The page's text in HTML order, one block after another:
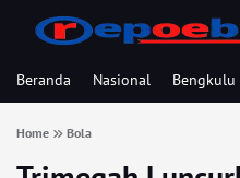
Beranda Nasional Bengkulu
Home Bola